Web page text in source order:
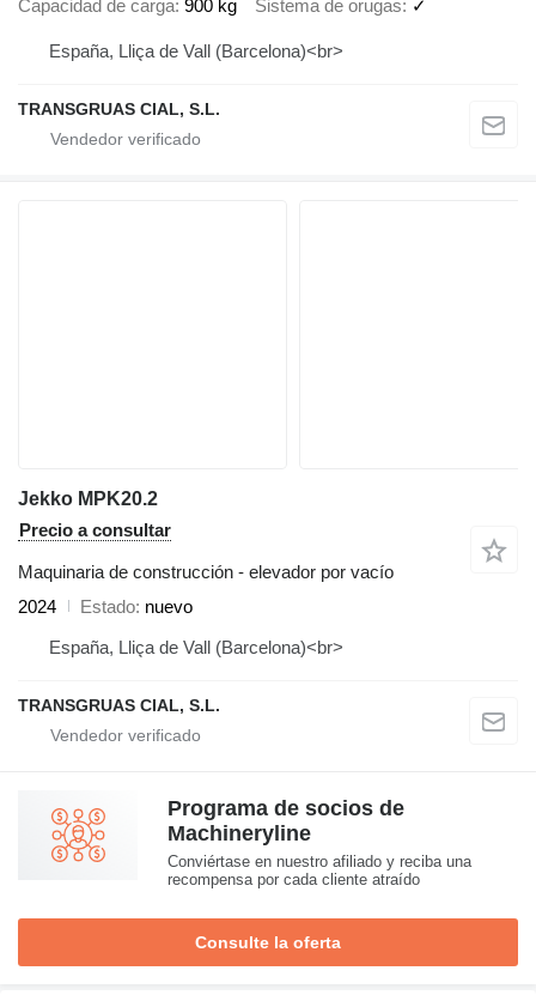
Capacidad de carga 900 kg Sistema de orugas ✓
España, Lliça de Vall (Barcelona)<br>
TRANSGRUAS CIAL, S.L.
Jekko MPK20.2
Precio a consultar
Maquinaria de construcción - elevador por vacío
2024
Estado nuevo
España, Lliça de Vall (Barcelona)<br>
TRANSGRUAS CIAL, S.L.
Programa de socios de
Machineryline
Conviértase en nuestro afiliado y reciba una
recompensa por cada cliente atraído
Consulte la oferta